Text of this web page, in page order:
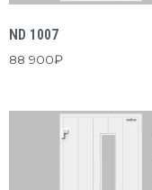
ND 1007
88 900₽